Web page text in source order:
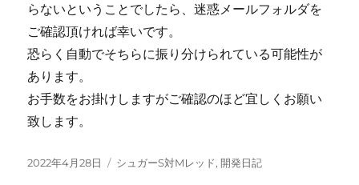
らないということでしたら、迷惑メールフォルダを
ご確認頂ければ幸いです。
恐らく自動でそちらに振り分けられている可能性が
あります。
お手数をお掛けしますがご確認のほど宜しくお願い
致します。
投
2022年4月28日
カ
シュガーS対Mレッド, 開発日記